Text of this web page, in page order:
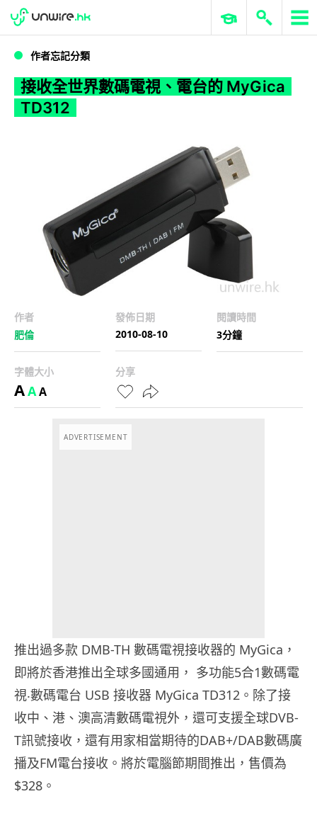
接收全世界數碼電視、電台的 MyGica TD312
WWDC 2026 ERP 與商業 AI
作者忘記分類
接收全世界數碼電視、電台的 MyGica
TD312
作者
肥倫
發佈日期
2010-08-10
閱讀時間
3分鐘
字體大小
AAA
分享
ADVERTISEMENT
推出過多款 DMB-TH 數碼電視接收器的 MyGica，
即將於香港推出全球多國通用， 多功能5合1數碼電
視‧數碼電台 USB 接收器 MyGica TD312。除了接
收中、港、澳高清數碼電視外，還可支援全球DVB-
T訊號接收，還有用家相當期待的DAB+/DAB數碼廣
播及FM電台接收。將於電腦節期間推出，售價為
$328。